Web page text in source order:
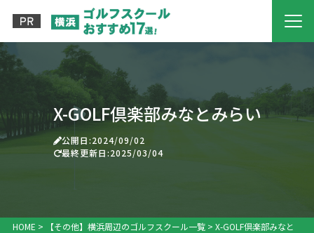
X-GOLF倶楽部みなとみらい
公開日:2024/09/02
最終更新日:2025/03/04
HOME > 【その他】横浜周辺のゴルフスクール一覧> X-GOLF倶楽部みなと